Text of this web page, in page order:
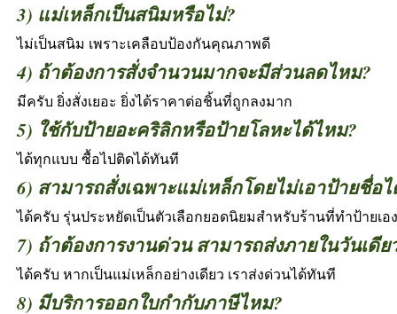
3) แม่เหล็กเป็นสนิมหรือไม่?
ไม่เป็นสนิม เพราะเคลือบป้องกันคุณภาพดี
4) ถ้าต้องการสั่งจำนวนมากจะมีส่วนลดไหม?
มีครับ ยิ่งสั่งเยอะ ยิ่งได้ราคาต่อชิ้นที่ถูกลงมาก
5) ใช้กับป้ายอะคริลิกหรือป้ายโลหะได้ไหม?
ได้ทุกแบบ ซื้อไปติดได้ทันที
6) สามารถสั่งเฉพาะแม่เหล็กโดยไม่เอาป้ายชื่อ
ได้ครับ รุ่นประหยัดเป็นตัวเลือกยอดนิยมสำหรับร้านที่ทำป้ายเอง
7) ถ้าต้องการงานด่วน สามารถส่งภายในวันเดี
ได้ครับ หากเป็นแม่เหล็กอย่างเดียว เราส่งด่วนได้ทันที
8) มีบริการออกใบกำกับภาษีไหม?